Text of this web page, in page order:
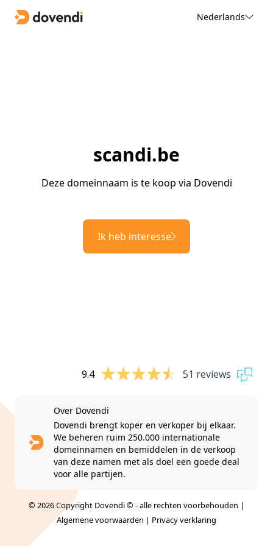
Nederlands
scandi.be
Deze domeinnaam is te koop via Dovendi
Ik heb interesse
9.4 51 reviews
Over Dovendi
Dovendi brengt koper en verkoper bij elkaar.
We beheren ruim 250.000 internationale
domeinnamen en bemiddelen in de verkoop
van deze namen met als doel een goede deal
voor alle partijen.
© 2026 Copyright Dovendi © - alle rechten voorbehouden |
Algemene voorwaarden | Privacy verklaring